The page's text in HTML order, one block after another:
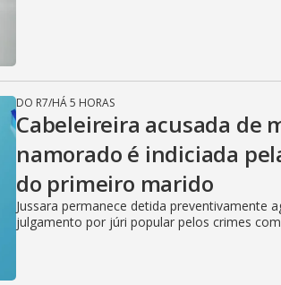
DO R7/HÁ 5 HORAS
Cabeleireira acusada de
namorado é indiciada
do primeiro marido
Jussara permanece detida preventivamente
julgamento por júri popular pelos crimes